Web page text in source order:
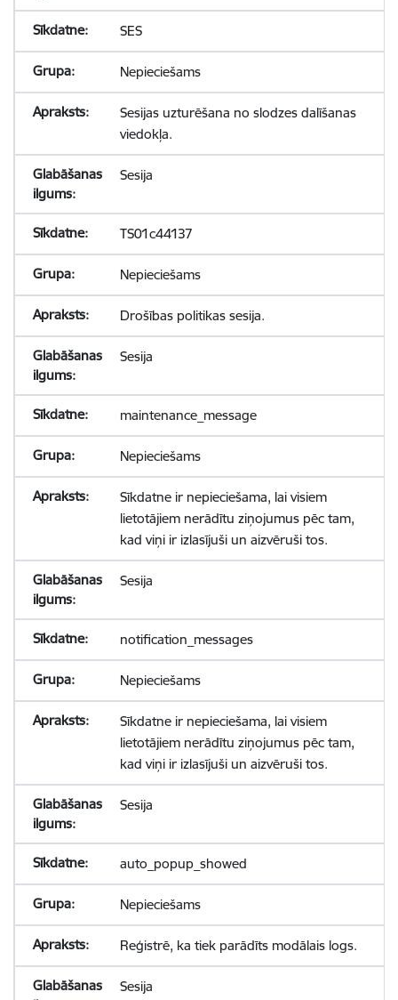
SES
Nepieciešams
Sesijas uzturēšana no slodzes dalīšanas
viedokļa.
Sesija
TS01c44137
Nepieciešams
Drošības politikas sesija.
Sesija
maintenance_message
Nepieciešams
Sīkdatne ir nepieciešama, lai visiem
lietotājiem nerādītu ziņojumus pēc tam,
kad viņi ir izlasījuši un aizvēruši tos.
Sesija
notification_messages
Nepieciešams
Sīkdatne ir nepieciešama, lai visiem
lietotājiem nerādītu ziņojumus pēc tam,
kad viņi ir izlasījuši un aizvēruši tos.
Sesija
auto_popup_showed
Nepieciešams
Reģistrē, ka tiek parādīts modālais logs.
Sesija